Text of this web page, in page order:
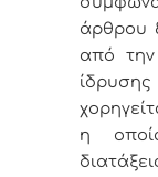
άρθρου
από
η